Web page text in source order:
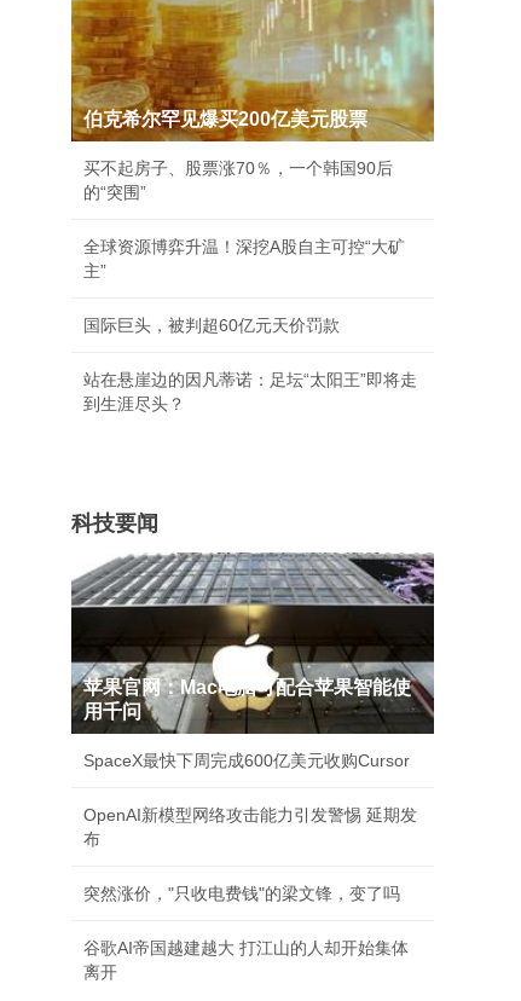
伯克希尔罕见爆买200亿美元股票
买不起房子、股票涨70％，一个韩国90后
的“突围”
全球资源博弈升温！深挖A股自主可控“大矿
主”
国际巨头，被判超60亿元天价罚款
站在悬崖边的因凡蒂诺：足坛“太阳王”即将走
到生涯尽头？
科技要闻
苹果官网：Mac电脑可配合苹果智能使
用千问
SpaceX最快下周完成600亿美元收购Cursor
OpenAI新模型网络攻击能力引发警惕 延期发
布
突然涨价，"只收电费钱"的梁文锋，变了吗
谷歌AI帝国越建越大 打江山的人却开始集体
离开